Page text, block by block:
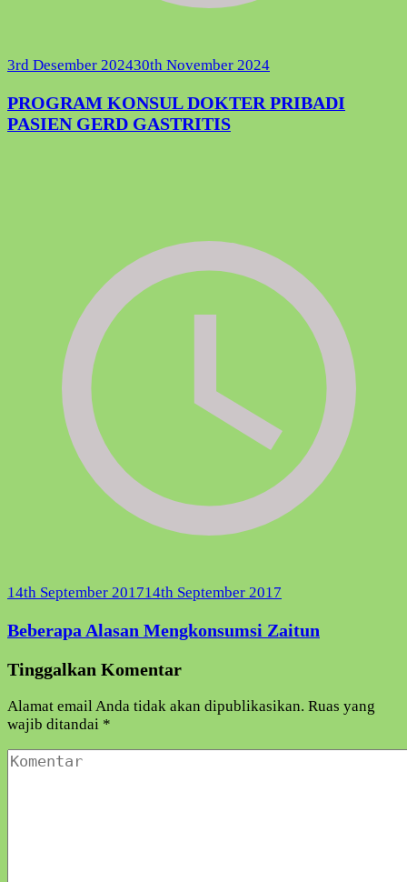
3rd Desember 202430th November 2024
PROGRAM KONSUL DOKTER PRIBADI
PASIEN GERD GASTRITIS
14th September 201714th September 2017
Beberapa Alasan Mengkonsumsi Zaitun
Tinggalkan Komentar
Alamat email Anda tidak akan dipublikasikan. Ruas yang
wajib ditandai *
Komentar